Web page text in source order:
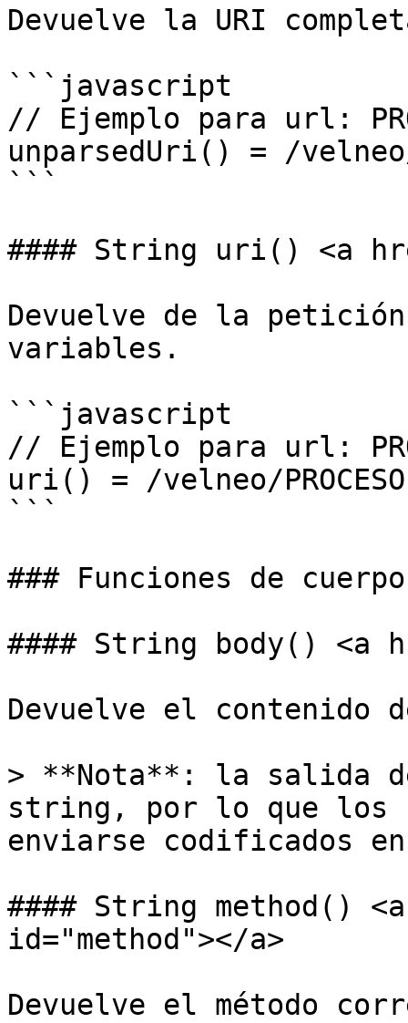
Devuelve la URI
```javascript
// Ejemplo para url:
unparsedUri() = /velneo/
```
#### String uri() <a
Devuelve de la
variables.
```javascript
// Ejemplo para url:
uri() = /velneo/
```
### Funciones de cuerpo
#### String body() <a
Devuelve el
> **Nota**: la salida
string, por lo que los
enviarse codificados en
#### String method()
id="method"></a>
Devuelve el método